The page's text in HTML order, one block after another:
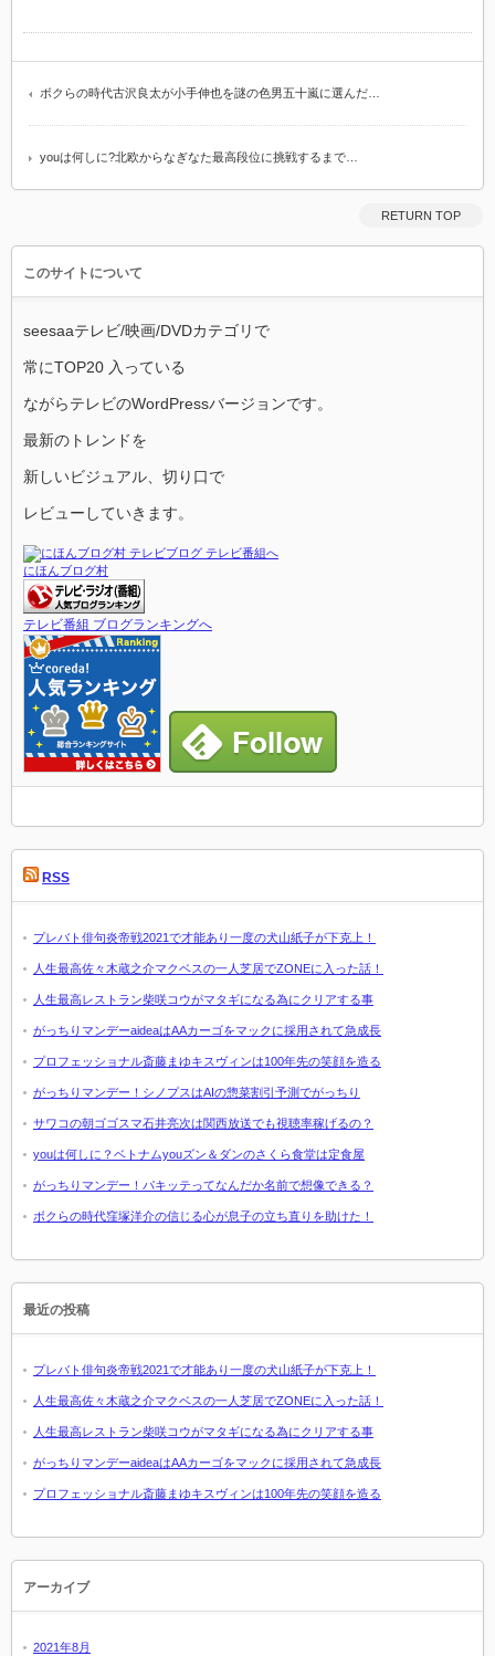
ボクらの時代古沢良太が小手伸也を謎の色男五十嵐に選んだ…
youは何しに?北欧からなぎなた最高段位に挑戦するまで…
RETURN TOP
このサイトについて
seesaaテレビ/映画/DVDカテゴリで
常にTOP20 入っている
ながらテレビのWordPressバージョンです。
最新のトレンドを
新しいビジュアル、切り口で
レビューしていきます。
にほんブログ村
テレビ番組 ブログランキングへ
RSS
プレバト俳句炎帝戦2021で才能あり一度の犬山紙子が下克上！
人生最高佐々木蔵之介マクベスの一人芝居でZONEに入った話！
人生最高レストラン柴咲コウがマタギになる為にクリアする事
がっちりマンデーaideaはAAカーゴをマックに採用されて急成長
プロフェッショナル斎藤まゆキスヴィンは100年先の笑顔を造る
がっちりマンデー！シノプスはAIの惣菜割引予測でがっちり
サワコの朝ゴゴスマ石井亮次は関西放送でも視聴率稼げるの？
youは何しに？ベトナムyouズン＆ダンのさくら食堂は定食屋
がっちりマンデー！パキッテってなんだか名前で想像できる？
ボクらの時代窪塚洋介の信じる心が息子の立ち直りを助けた！
最近の投稿
プレバト俳句炎帝戦2021で才能あり一度の犬山紙子が下克上！
人生最高佐々木蔵之介マクベスの一人芝居でZONEに入った話！
人生最高レストラン柴咲コウがマタギになる為にクリアする事
がっちりマンデーaideaはAAカーゴをマックに採用されて急成長
プロフェッショナル斎藤まゆキスヴィンは100年先の笑顔を造る
アーカイブ
2021年8月